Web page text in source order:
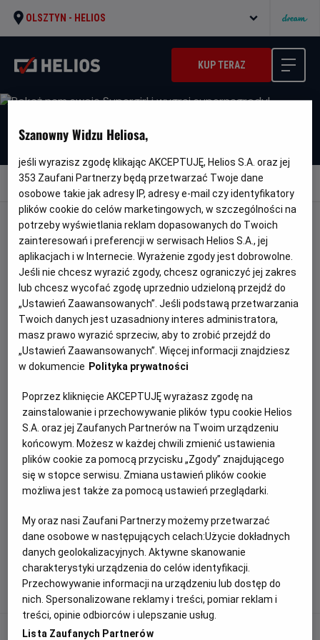
OLSZTYN - HELIOS
KUP TERAZ
POKAŻ NAM SWOJĄ SUPERGIRL I
WYGRAJ SUPERNAGRODY!
Wróć do aktualności
Przyjmowanie zgłoszeń do konkursu z okazji premiery
filmu Supergirlzostało zakończone.
Dziękujemy za inspirujące historie i udział w zabawie.
Zgodnie z regulaminem konkursu zwycięzca zostanie
wyłoniony przez Komisję Konkursową i poinformowany
o wygranej w wiadomości prywatnej na Instagramie.
Zapraszamy do śledzenia naszych kolejnych
konkursów i wydarzeń.
Regulamin konkursu „NIE KAŻDA SUPERGIRL NOSI
PELERYNĘ”
FormatPDF , rozmiar pliku 1.68Kb
Szanowny Widzu Heliosa,
jeśli wyrazisz zgodę klikając AKCEPTUJĘ, Helios S.A. oraz jej
353 Zaufani Partnerzy będą przetwarzać Twoje dane
osobowe takie jak adresy IP, adresy e-mail czy identyfikatory
plików cookie do celów marketingowych, w szczególności na
potrzeby wyświetlania reklam dopasowanych do Twoich
zainteresowań i preferencji w serwisach Helios S.A., jej
aplikacjach i w Internecie. Wyrażenie zgody jest dobrowolne.
Jeśli nie chcesz wyrazić zgody, chcesz ograniczyć jej zakres
lub chcesz wycofać zgodę uprzednio udzieloną przejdź do
„Ustawień Zaawansowanych”. Jeśli podstawą przetwarzania
Twoich danych jest uzasadniony interes administratora,
masz prawo wyrazić sprzeciw, aby to zrobić przejdź do
„Ustawień Zaawansowanych”. Więcej informacji znajdziesz
w dokumencie Polityka prywatności
Poprzez kliknięcie AKCEPTUJĘ wyrażasz zgodę na
zainstalowanie i przechowywanie plików typu cookie Helios
S.A. oraz jej Zaufanych Partnerów na Twoim urządzeniu
końcowym. Możesz w każdej chwili zmienić ustawienia
plików cookie za pomocą przycisku „Zgody” znajdującego
się w stopce serwisu. Zmiana ustawień plików cookie
możliwa jest także za pomocą ustawień przeglądarki.
My oraz nasi Zaufani Partnerzy możemy przetwarzać
dane osobowe w następujących celach:Użycie dokładnych
danych geolokalizacyjnych. Aktywne skanowanie
charakterystyki urządzenia do celów identyfikacji.
Przechowywanie informacji na urządzeniu lub dostęp do
nich. Spersonalizowane reklamy i treści, pomiar reklam i
treści, opinie odbiorców i ulepszanie usług.
Lista Zaufanych Partnerów